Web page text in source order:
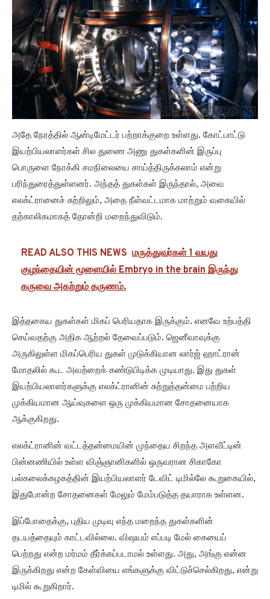
அதே நேரத்தில் ஆன்டிமேட்டர் பற்றாக்குறை உள்ளது. கோட்பாட்டு
இயற்பியலாளர்கள் சில துணை அணு துகள்களின் இருப்பு
பொருளை நோக்கி சமநிலையை சாய்த்திருக்கலாம் என்று
பரிந்துரைத்துள்ளனர். அந்தத் துகள்கள் இருந்தால், அவை
எலக்ட்ரானைச் சுற்றிலும், அதை நீள்வட்டமாக மாற்றும் வகையில்
தற்காலிகமாகத் தோன்றி மறைந்துவிடும்.
READ ALSO THIS NEWS மருத்துவர்கள் 1 வயது
குழந்தையின் மூளையில் Embryo in the brain இருந்து
கருவை அகற்றும் தருணம்.
இத்தகைய துகள்கள் மிகப் பெரியதாக இருக்கும். எனவே உற்பத்தி
செய்வதற்கு அதிக ஆற்றல் தேவைப்படும். ஜெனீவாவுக்கு
அருகிலுள்ள மிகப்பெரிய துகள் முடுக்கியான லார்ஜ் ஹாட்ரான்
மோதலில் கூட அவற்றைக் கண்டுபிடிக்க முடியாது. இது துகள்
இயற்பியலாளர்களுக்கு எலக்ட்ரானின் சுற்றுத்தன்மை பற்றிய
முக்கியமான ஆய்வுகளை ஒரு முக்கியமான சோதனையாக
ஆக்குகிறது.
எலக்ட்ரானின் வட்டத்தன்மையின் முந்தைய சிறந்த அளவீட்டின்
பின்னணியில் உள்ள விஞ்ஞானிகளில் ஒருவரான சிகாகோ
பல்கலைக்கழகத்தின் இயற்பியலாளர் டேவிட் டிமில்லே கூறுகையில்,
இதுபோன்ற சோதனைகள் மேலும் மேம்படுத்த தயாராக உள்ளன.
இப்போதைக்கு, புதிய முடிவு எந்த மறைந்த துகள்களின்
தடயத்தையும் காட்டவில்லை. விஷயம் எப்படி மேல் கையைப்
பெற்றது என்ற மர்மம் தீர்க்கப்படாமல் உள்ளது. அது, அங்கு என்ன
இருக்கிறது என்ற கேள்வியை எங்களுக்கு விட்டுச்செல்கிறது, என்று
டிமில் கூறுகிறார்.